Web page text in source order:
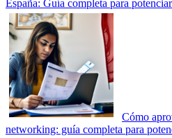
España: Guía completa para
Cómo
networking: guía completa para